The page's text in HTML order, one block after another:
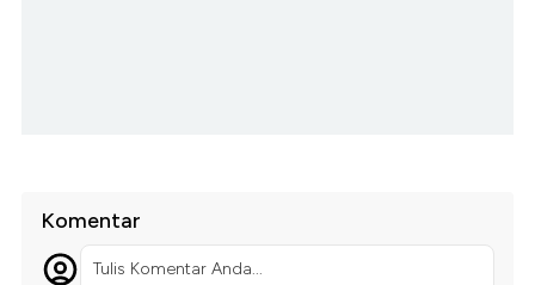
Komentar
Tulis Komentar Anda...